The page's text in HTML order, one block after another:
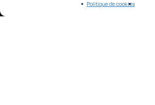
Politique de cookies